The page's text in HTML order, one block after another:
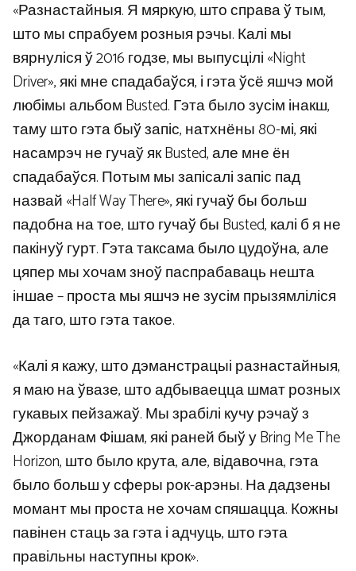
«Разнастайныя. Я мяркую, што справа ў тым,
што мы спрабуем розныя рэчы. Калі мы
вярнуліся ў 2016 годзе, мы выпусцілі «Night
Driver», які мне спадабаўся, і гэта ўсё яшчэ мой
любімы альбом Busted. Гэта было зусім інакш,
таму што гэта быў запіс, натхнёны 80-мі, які
насамрэч не гучаў як Busted, але мне ён
спадабаўся. Потым мы запісалі запіс пад
назвай «Half Way There», які гучаў бы больш
падобна на тое, што гучаў бы Busted, калі б я не
пакінуў гурт. Гэта таксама было цудоўна, але
цяпер мы хочам зноў паспрабаваць нешта
іншае – проста мы яшчэ не зусім прызямліліся
да таго, што гэта такое.
«Калі я кажу, што дэманстрацыі разнастайныя,
я маю на ўвазе, што адбываецца шмат розных
гукавых пейзажаў. Мы зрабілі кучу рэчаў з
Джорданам Фішам, які раней быў у Bring Me The
Horizon, што было крута, але, відавочна, гэта
было больш у сферы рок-арэны. На дадзены
момант мы проста не хочам спяшацца. Кожны
павінен стаць за гэта і адчуць, што гэта
правільны наступны крок».